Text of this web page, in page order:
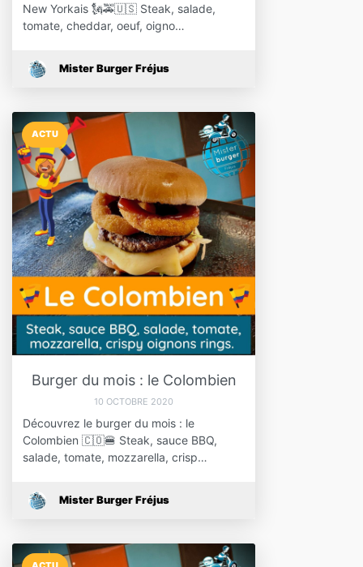
New Yorkais 🗽🚕🇺🇸 Steak, salade,
tomate, cheddar, oeuf, oigno…
Mister Burger Fréjus
ACTU
Burger du mois : le Colombien
10 OCTOBRE 2020
Découvrez le burger du mois : le
Colombien 🇨🇴🍔 Steak, sauce BBQ,
salade, tomate, mozzarella, crisp…
Mister Burger Fréjus